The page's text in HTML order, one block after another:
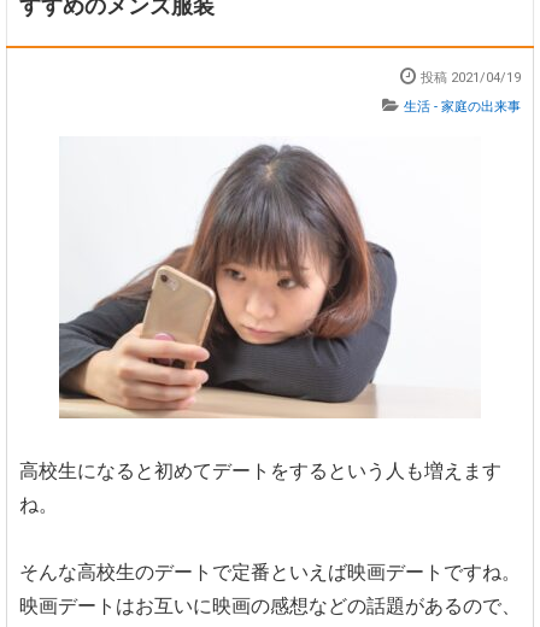
すすめのメンズ服装
投稿 2021/04/19
生活 - 家庭の出来事
高校生になると初めてデートをするという人も増えます
ね。
そんな高校生のデートで定番といえば映画デートですね。
映画デートはお互いに映画の感想などの話題があるので、